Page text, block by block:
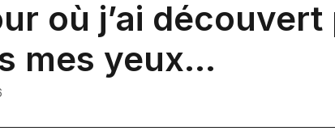
où j’ai
mes yeux…